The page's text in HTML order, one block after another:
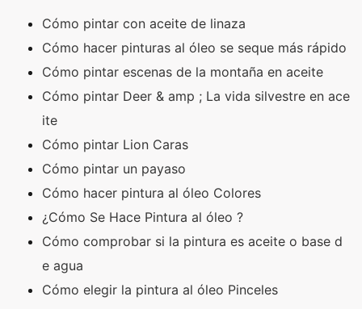
Cómo pintar con aceite de linaza
Cómo hacer pinturas al óleo se seque más rápido
Cómo pintar escenas de la montaña en aceite
Cómo pintar Deer & amp ; La vida silvestre en ace
ite
Cómo pintar Lion Caras
Cómo pintar un payaso
Cómo hacer pintura al óleo Colores
¿Cómo Se Hace Pintura al óleo ?
Cómo comprobar si la pintura es aceite o base d
e agua
Cómo elegir la pintura al óleo Pinceles